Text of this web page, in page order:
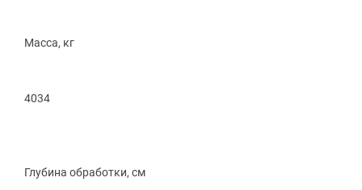
Масса, кг
4034
Глубина обработки, см